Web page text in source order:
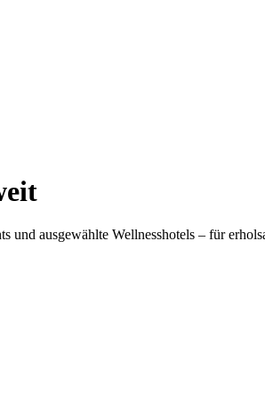
und ausgewählte Wellnesshotels – für